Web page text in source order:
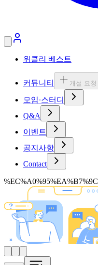
위클리 베스트
커뮤니티 개설 요청
모임·스터디
Q&A
이벤트
공지사항
Contact
%EC%A0%95%EA%B7%9C